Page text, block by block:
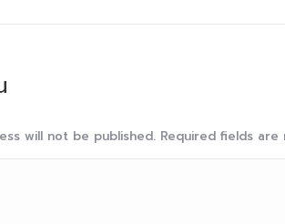
will not be published. Required fields are